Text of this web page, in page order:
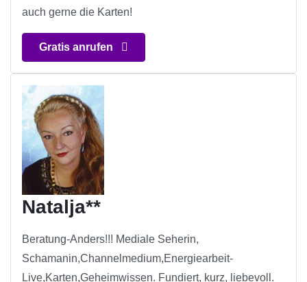
auch gerne die Karten!
Gratis anrufen
Natalja**
Beratung-Anders!!! Mediale Seherin,
Schamanin,Channelmedium,Energiearbeit-
Live,Karten,Geheimwissen. Fundiert, kurz, liebevoll.